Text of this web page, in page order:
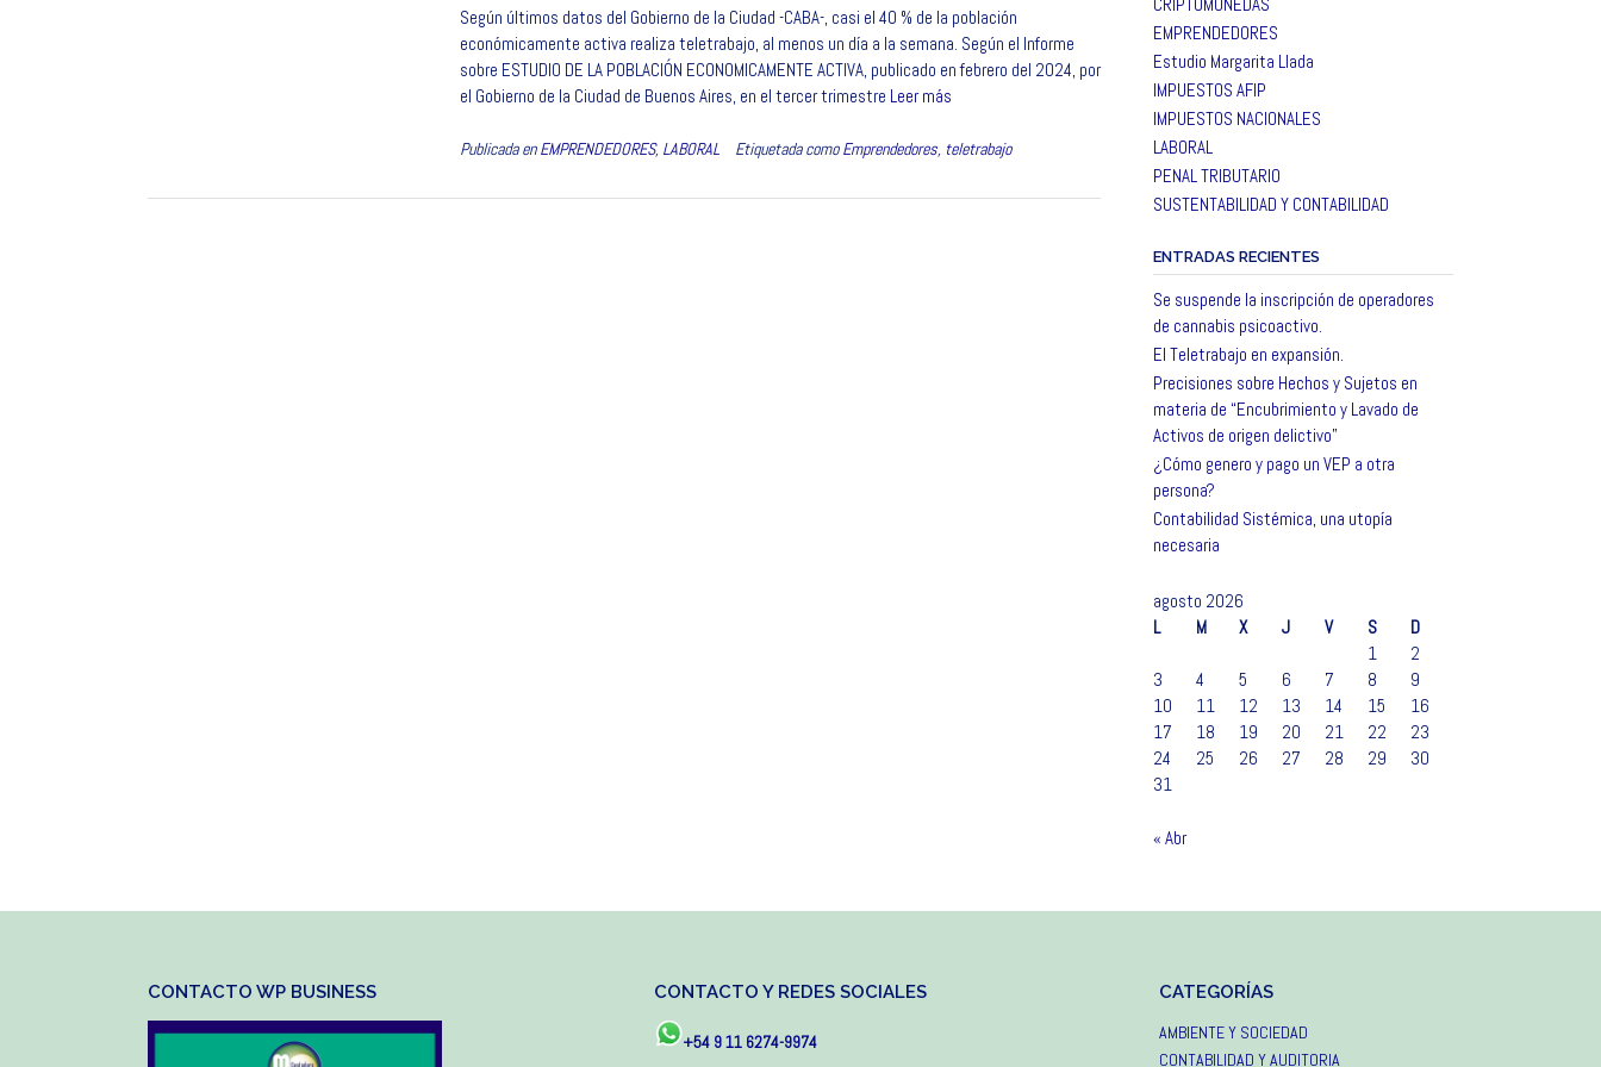
c
e
b
o
k
i
t
t
e
n
k
e
d
n
a
t
s
A
p
a
i
l
m
p
a
r
i
Según últimos datos del Gobierno de la Ciudad -CABA-, casi el 40 % de la población
económicamente activa realiza teletrabajo, al menos un día a la semana. Según el Informe
sobre ESTUDIO DE LA POBLACIÓN ECONOMICAMENTE ACTIVA, publicado en febrero del 2024, por
el Gobierno de la Ciudad de Buenos Aires, en el tercer trimestre Leer más
Publicada enEMPRENDEDORES, LABORAL Etiquetada comoEmprendedores, teletrabajo
EMPRENDEDORES
Estudio Margarita Llada
IMPUESTOS AFIP
IMPUESTOS NACIONALES
LABORAL
PENAL TRIBUTARIO
SUSTENTABILIDAD Y CONTABILIDAD
ENTRADAS RECIENTES
Se suspende la inscripción de operadores
de cannabis psicoactivo.
El Teletrabajo en expansión.
Precisiones sobre Hechos y Sujetos en
materia de “Encubrimiento y Lavado de
Activos de origen delictivo”
¿Cómo genero y pago un VEP a otra
persona?
Contabilidad Sistémica, una utopía
necesaria
agosto 2026
L
M X J V S
D
1
2
3
4 5 6 7 8
9
10
11 12 13 14 15
16
17
18 19 20 21 22
23
24
25 26 27 28 29
30
31
« Abr
CONTACTO WP BUSINESS CONTACTO Y REDES SOCIALES
+54 9 11 6274-9974
CATEGORÍAS
AMBIENTE Y SOCIEDAD
CONTABILIDAD Y AUDITORIA